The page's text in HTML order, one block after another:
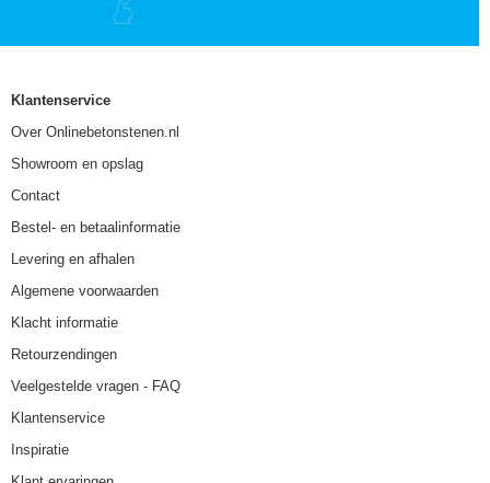
Klantenservice
Over Onlinebetonstenen.nl
Showroom en opslag
Contact
Bestel- en betaalinformatie
Levering en afhalen
Algemene voorwaarden
Klacht informatie
Retourzendingen
Veelgestelde vragen - FAQ
Klantenservice
Inspiratie